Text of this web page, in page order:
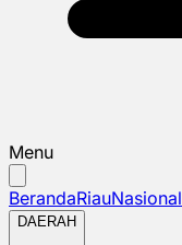
Menu
BerandaRiauNasional
DAERAH